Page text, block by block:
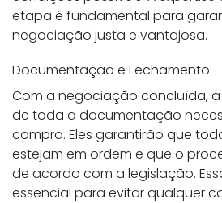
etapa é fundamental para
negociação justa e vantajosa.
Documentação e Fechamento
Com a negociação concluída,
de toda a documentação
compra. Eles garantirão que
estejam em ordem e que o
de acordo com a legislação.
essencial para evitar qualquer